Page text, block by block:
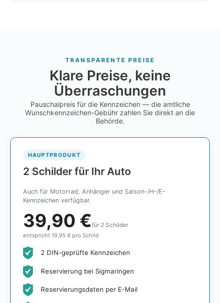
TRANSPARENTE PREISE
Klare Preise, keine
Überraschungen
Pauschalpreis für die Kennzeichen — die amtliche
Wunschkennzeichen-Gebühr zahlen Sie direkt an die
Behörde.
HAUPTPRODUKT
2 Schilder für Ihr Auto
Auch für Motorrad, Anhänger und Saison-/H-/E-
Kennzeichen verfügbar.
39,90 €für 2 Schilder
entspricht 19,95 € pro Schild
2 DIN-geprüfte Kennzeichen
Reservierung bei Sigmaringen
Reservierungsdaten per E-Mail